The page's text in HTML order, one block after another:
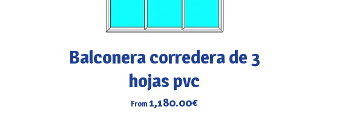
Balconera corredera de 3
hojas pvc
From1,180.00€